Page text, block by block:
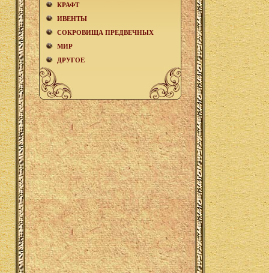
КРАФТ
ИВЕНТЫ
СОКРОВИЩА ПРЕДВЕЧНЫХ
МИР
ДРУГОЕ